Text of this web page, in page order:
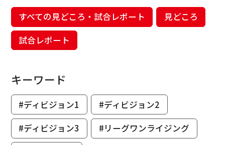
すべての見どころ・試合レポート
見どころ
試合レポート
キーワード
#ディビジョン1
#ディビジョン2
#ディビジョン3
#リーグワンライジング